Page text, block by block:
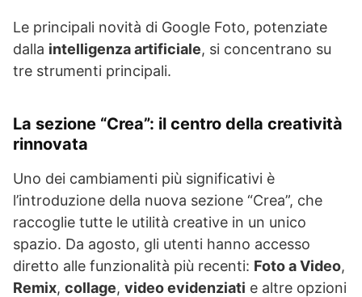
Le principali novità di Google Foto, potenziate
dalla intelligenza artificiale, si concentrano su
tre strumenti principali.
La sezione “Crea”: il centro della creatività
rinnovata
Uno dei cambiamenti più significativi è
l’introduzione della nuova sezione “Crea”, che
raccoglie tutte le utilità creative in un unico
spazio. Da agosto, gli utenti hanno accesso
diretto alle funzionalità più recenti: Foto a Video,
Remix, collage, video evidenziati e altre opzioni